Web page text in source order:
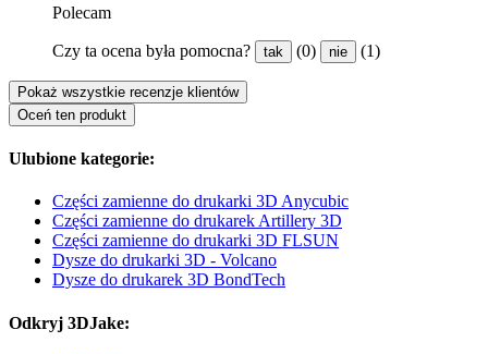
Polecam
Czy ta ocena była pomocna? tak (0) nie (1)
Pokaż wszystkie recenzje klientów
Oceń ten produkt
Ulubione kategorie:
Części zamienne do drukarki 3D Anycubic
Części zamienne do drukarek Artillery 3D
Części zamienne do drukarki 3D FLSUN
Dysze do drukarki 3D - Volcano
Dysze do drukarek 3D BondTech
Odkryj 3DJake: